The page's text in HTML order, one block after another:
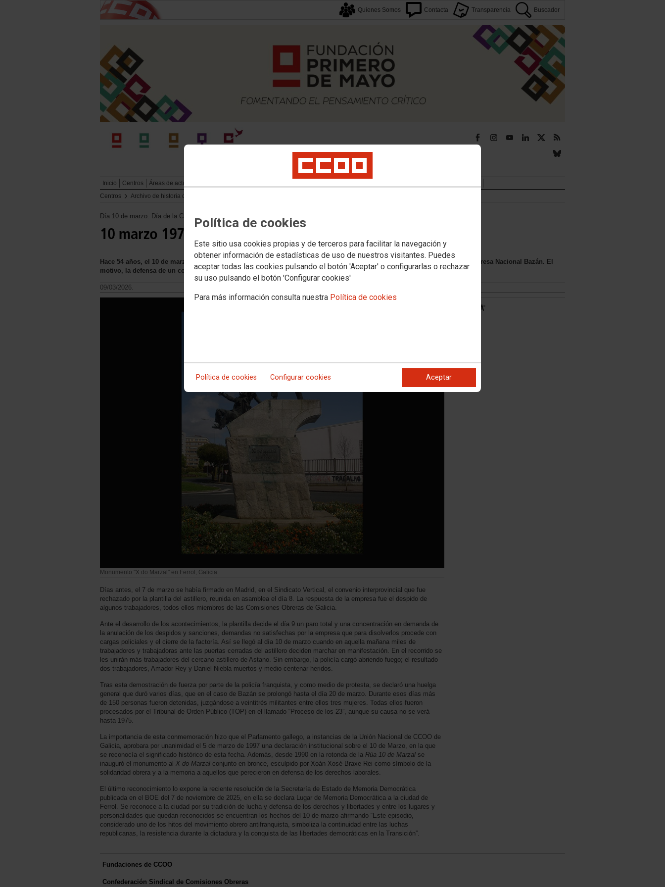
Política de cookies
Este sitio usa cookies propias y de terceros para facilitar la navegación y
obtener información de estadísticas de uso de nuestros visitantes. Puedes
aceptar todas las cookies pulsando el botón 'Aceptar' o configurarlas o rechazar
su uso pulsando el botón 'Configurar cookies'
Para más información consulta nuestra Política de cookies
Política de cookies Configurar cookies Aceptar
Quienes Somos Contacta Transparencia Buscador
Inicio Centros Áreas de actividad
Centros
Archivo de historia del trabajo
Día 10 de marzo. Día de la Clase Obrera Gallega
10 marzo 1972. Lugar de memoria
Hace 54 años, el 10 de marzo de 1972 se celebraba por las calles de Ferrol una manifestación de los trabajadores de la Empresa Nacional Bazán. El
motivo, la defensa de un convenio propio que reconociese sus reivindicaciones
09/03/2026.
Monumento "X do Marzal" en Ferrol, Galicia
Días antes, el 7 de marzo se había firmado en Madrid, en el Sindicato Vertical, el convenio interprovincial que fue
rechazado por la plantilla del astillero, reunida en asamblea el día 8. La respuesta de la empresa fue el despido de
algunos trabajadores, todos ellos miembros de las Comisiones Obreras de Galicia.
Ante el desarrollo de los acontecimientos, la plantilla decide el día 9 un paro total y una concentración en demanda de
la anulación de los despidos y sanciones, demandas no satisfechas por la empresa que para disolverlos procede con
cargas policiales y el cierre de la factoría. Así se llegó al día 10 de marzo cuando en aquella mañana miles de
trabajadores y trabajadoras ante las puertas cerradas del astillero deciden marchar en manifestación. En el recorrido se
les unirán más trabajadores del cercano astillero de Astano. Sin embargo, la policía cargó abriendo fuego; el resultado
dos trabajadores, Amador Rey y Daniel Niebla muertos y medio centenar heridos.
Tras esta demostración de fuerza por parte de la policía franquista, y como medio de protesta, se declaró una huelga
general que duró varios días, que en el caso de Bazán se prolongó hasta el día 20 de marzo. Durante esos días más
de 150 personas fueron detenidas, juzgándose a veintitrés militantes entre ellos tres mujeres. Todas ellos fueron
procesados por el Tribunal de Orden Público (TOP) en el llamado “Proceso de los 23”, aunque su causa no se verá
hasta 1975.
La importancia de esta conmemoración hizo que el Parlamento gallego, a instancias de la Unión Nacional de CCOO de
Galicia, aprobara por unanimidad el 5 de marzo de 1997 una declaración institucional sobre el 10 de Marzo, en la que
se reconocía el significado histórico de esta fecha. Además, desde 1990 en la rotonda de la Rúa 10 de Marzal se
inauguró el monumento al X do Marzal conjunto en bronce, esculpido por Xoán Xosé Braxe Rei como símbolo de la
solidaridad obrera y a la memoria a aquellos que perecieron en defensa de los derechos laborales.
El último reconocimiento lo expone la reciente resolución de la Secretaría de Estado de Memoria Democrática
publicada en el BOE del 7 de noviembre de 2025, en ella se declara Lugar de Memoria Democrática a la ciudad de
Ferrol. Se reconoce a la ciudad por su tradición de lucha y defensa de los derechos y libertades y entre los lugares y
personalidades que quedan reconocidos se encuentran los hechos del 10 de marzo afirmando “Este episodio,
considerado uno de los hitos del movimiento obrero antifranquista, simboliza la continuidad entre las luchas
republicanas, la resistencia durante la dictadura y la conquista de las libertades democráticas en la Transición”.
Fundaciones de CCOO
Confederación Sindical de Comisiones Obreras